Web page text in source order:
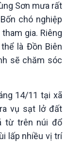
Sơn mưa rất
chó nghiệp
gia. Riêng
là Đồn Biên
sẽ chăm sóc
14/11 tại xã
vụ sạt lở đất
từ trên núi đổ
lấp nhiều vị trí